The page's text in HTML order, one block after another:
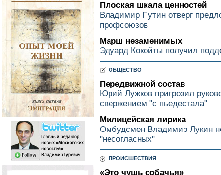
Плоская шкала ценностей
Владимир Путин отверг
профсоюзов
Марш незаменимых
Эдуард Кокойты получил
ОБЩЕСТВО
Передвижной состав
Юрий Лужков пригрозил
свержением "с пьедестала"
Милицейская лирика
Омбудсмен Владимир Лукин
"несогласных"
ПРОИСШЕСТВИЯ
«Это чушь собачья»